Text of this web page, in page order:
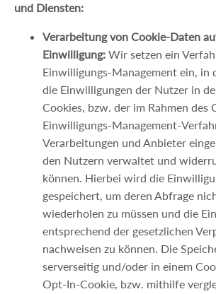
und Diensten:
Verarbeitung von Cookie-Daten
Einwilligung: Wir setzen ein
Einwilligungs-Management ein, in
die Einwilligungen der Nutzer in
Cookies, bzw. der im Rahmen des
Einwilligungs-Management-
Verarbeitungen und Anbieter
den Nutzern verwaltet und
können. Hierbei wird die
gespeichert, um deren Abfrage
wiederholen zu müssen und die
entsprechend der gesetzlichen
nachweisen zu können. Die
serverseitig und/oder in einem
Opt-In-Cookie, bzw. mithilfe